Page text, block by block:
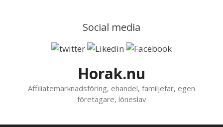
Social media
Horak.nu
Affiliatemarknadsföring, ehandel, familjefar, egen
företagare, löneslav